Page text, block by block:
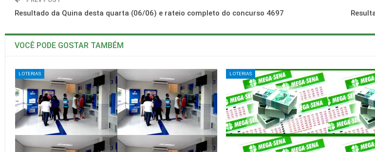
Resultado da Quina desta quarta (06/06) e rateio completo do concurso 4697
VOCÊ PODE GOSTAR TAMBÉM
LOTERIAS LOTERIAS